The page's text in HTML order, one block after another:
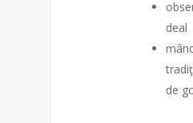
deal
de